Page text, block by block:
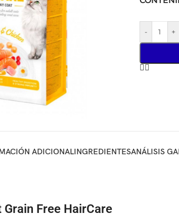
- +
ADICIONALINGREDIENTESANÁLISIS
Free HairCare